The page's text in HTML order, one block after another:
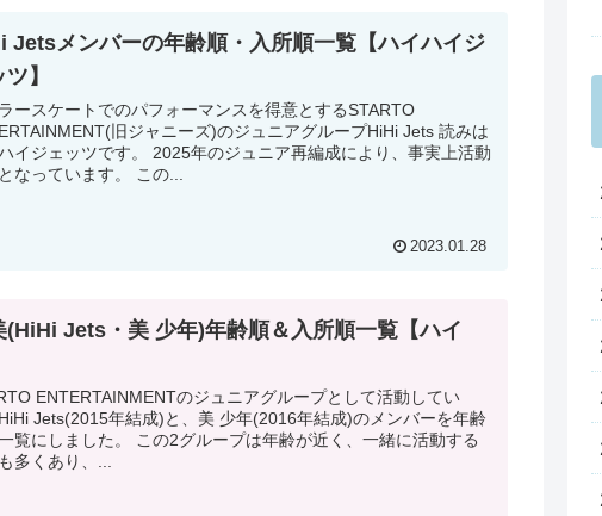
Jetsメンバーの年齢順・入所順一覧【ハイハイジ
】
ースケートでのパフォーマンスを得意とするSTARTO
旧ジャニーズ)のジュニアグループHiHi Jets 読みは
イジェッツです。 2025年のジュニア再編成により、事実上活動
なっています。 この...
2023.01.28
(HiHi Jets・美 少年)年齢順＆入所順一覧【ハイ
ENTERTAINMENTのジュニアグループとして活動してい
Jets(2015年結成)と、美 少年(2016年結成)のメンバーを年齢
覧にしました。 この2グループは年齢が近く、一緒に活動する
多くあり、...